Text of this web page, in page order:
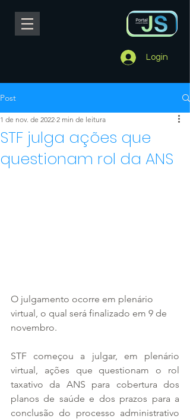
Login
Post
STF julga ações que
questionam rol da ANS
1 de nov. de 2022 2 min de leitura
O julgamento ocorre em plenário
virtual, o qual será finalizado em 9 de
novembro.
STF começou a julgar, em plenário
virtual, ações que questionam o rol
taxativo da ANS para cobertura dos
planos de saúde e dos prazos para a
conclusão do processo administrativo